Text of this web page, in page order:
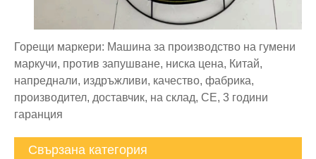
Горещи маркери: Машина за производство на гумени
маркучи, против запушване, ниска цена, Китай,
напреднали, издръжливи, качество, фабрика,
производител, доставчик, на склад, CE, 3 години
гаранция
Свързана категория